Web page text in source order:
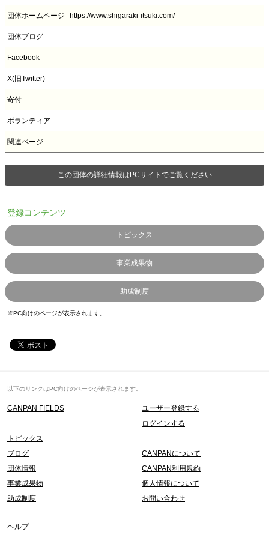
団体ホームページ https://www.shigaraki-itsuki.com/
団体ブログ
Facebook
X(旧Twitter)
寄付
ボランティア
関連ページ
この団体の詳細情報はPCサイトでご覧ください
登録コンテンツ
トピックス
事業成果物
助成制度
※PC向けのページが表示されます。
以下のリンクはPC向けのページが表示されます。
CANPAN FIELDS
ユーザー登録する
ログインする
トピックス
ブログ
団体情報
事業成果物
助成制度
CANPANについて
CANPAN利用規約
個人情報について
お問い合わせ
ヘルプ